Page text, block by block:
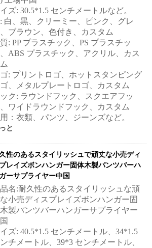
ズ: 30.5*1.5 センチメートルなど。
白、黒、クリーミー、ピンク、グレ
ブラウン、色付き、カスタム
: PP プラスチック、PS プラスチッ
ABS プラスチック、アクリル、カス
: プリントロゴ、ホットスタンピング
、メタルプレートロゴ、カスタム
ク: ラウンドフック、スクエアフッ
ワイドラウンドフック、カスタム
：衣類、パンツ、ジーンズなど。
と
性のあるスタイリッシュで頑丈な小売ディ
レイズボンハンガー固体木製パンツバーハ
ーサプライヤー中国
名:耐久性のあるスタイリッシュな頑
小売ディスプレイズボンハンガー固
製パンツバーハンガーサプライヤー
ズ: 40.5*1.5 センチメートル、34*1.5
チメートル、39*3 センチメートル、